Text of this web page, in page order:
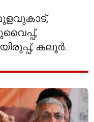
മുളവുകാട്,
കലൂർ.